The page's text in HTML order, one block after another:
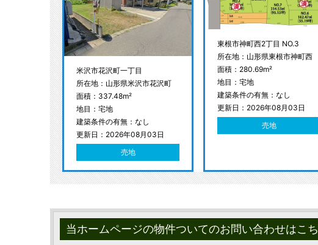
米沢市花沢町一丁目
所在地：山形県米沢市花沢町
面積：337.48m²
地目：宅地
建築条件の有無：なし
更新日：2026年08月03日
売地
東根市神町西2丁目 NO.3
所在地：山形県東根市神町西
面積：280.69m²
地目：宅地
建築条件の有無：なし
更新日：2026年08月03日
売地
当ホームページの物件ついてのお問い合わせはこ